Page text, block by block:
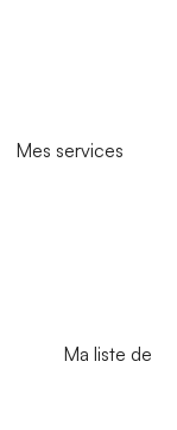
Mes services
Ma liste de